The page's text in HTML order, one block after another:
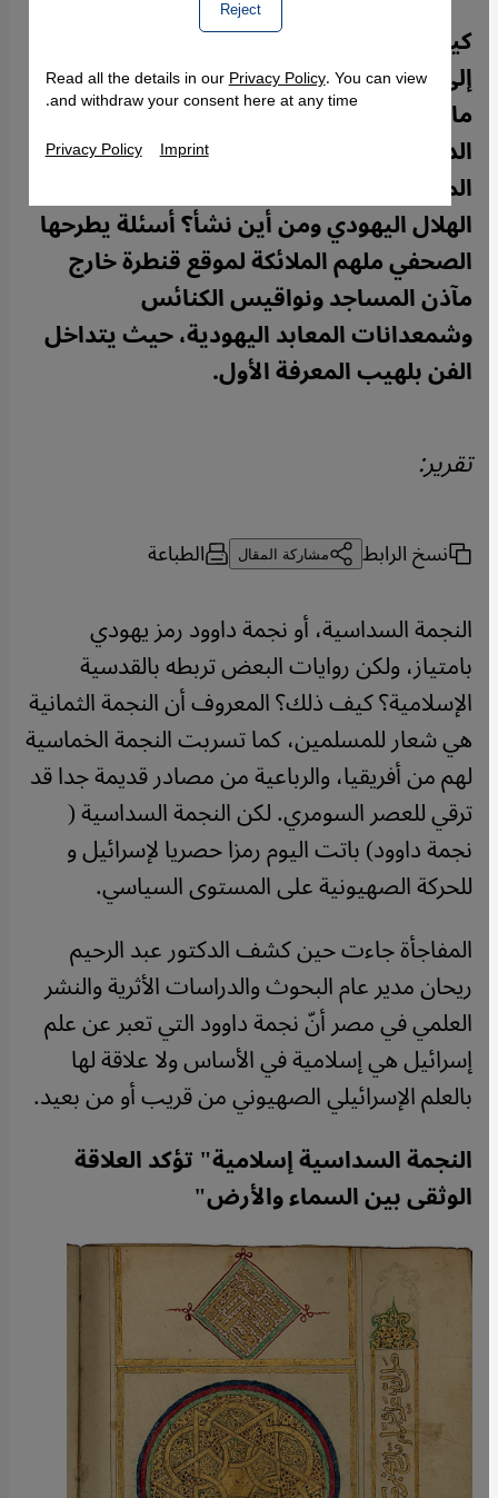
كيف تسللت النجمة السداسية من المساجد
إلى علم الدولة العبرية؟ ماذا عن الصليب؟
ماذا عن الهلال الذي يرتفع على المآذن؟ ولكن
الديانة اليهودية بدورها قمرية، وإذا كان هلال
المآذن يؤشر إلى اتجاه القبلة، فماذا عن
الهلال اليهودي ومن أين نشأ؟ أسئلة يطرحها
الصحفي ملهم الملائكة لموقع قنطرة خارج
مآذن المساجد ونواقيس الكنائس
وشمعدانات المعابد اليهودية، حيث يتداخل
الفن بلهيب المعرفة الأول.
تقرير:
نسخ الرابط مشاركة المقال الطباعة
النجمة السداسية، أو نجمة داوود رمز يهودي
بامتياز، ولكن روايات البعض تربطه بالقدسية
الإسلامية؟ كيف ذلك؟ المعروف أن النجمة الثمانية
هي شعار للمسلمين، كما تسربت النجمة الخماسية
لهم من أفريقيا، والرباعية من مصادر قديمة جدا قد
ترقي للعصر السومري. لكن النجمة السداسية (
نجمة داوود) باتت اليوم رمزا حصريا لإسرائيل و
للحركة الصهيونية على المستوى السياسي.
المفاجأة جاءت حين كشف الدكتور عبد الرحيم
ريحان مدير عام البحوث والدراسات الأثرية والنشر
العلمي في مصر أنّ نجمة داوود التي تعبر عن علم
إسرائيل هي إسلامية في الأساس ولا علاقة لها
بالعلم الإسرائيلي الصهيوني من قريب أو من بعيد.
النجمة السداسية إسلامية" تؤكد العلاقة
الوثقى بين السماء والأرض"
Reject
Read all the details in ourPrivacy Policy. You can view
and withdraw your consent here at any time.
Privacy Policy Imprint